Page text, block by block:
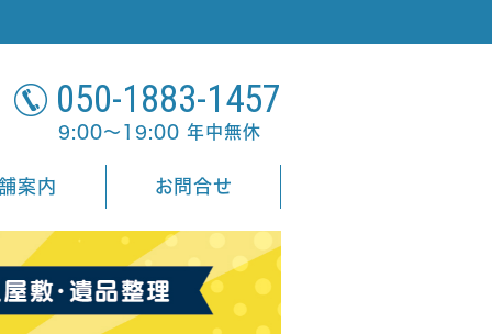
050-1883-1457
9:00～19:00 年中無休
案内 お問合せ